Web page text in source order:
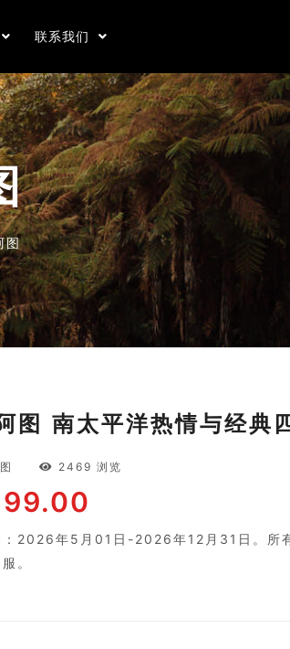
联系我们
图
图 南太平洋热情与经典
2469 浏览
：2026年5月01日-2026年12月31日。所
。